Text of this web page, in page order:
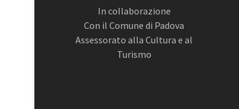
In collaborazione
Con il Comune di Padova
Assessorato alla Cultura e al
Turismo